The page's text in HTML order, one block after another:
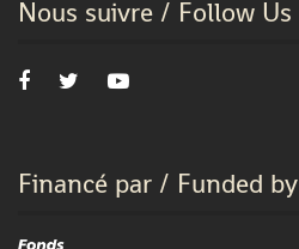
Nous suivre / Follow Us
Financé par / Funded by